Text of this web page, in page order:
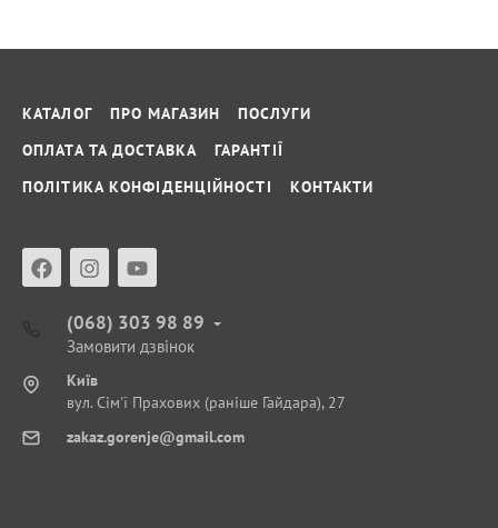
КАТАЛОГ ПРО МАГАЗИН
ПОСЛУГИ
ОПЛАТА ТА ДОСТАВКА
ГАРАНТІЇ
ПОЛІТИКА КОНФІДЕНЦІЙНОСТІ
КОНТАКТИ
(068) 303 98 89
Замовити дзвінок
Київ
вул. Сім'ї Прахових (раніше Гайдара), 27
zakaz.gorenje@gmail.com